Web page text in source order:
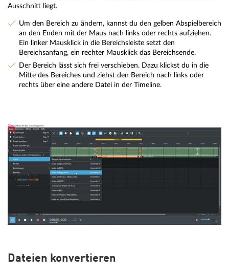
Ausschnitt liegt.
Um den Bereich zu ändern, kannst du den gelben Abspielbereich
an den Enden mit der Maus nach links oder rechts aufziehen.
Ein linker Mausklick in die Bereichsleiste setzt den
Bereichsanfang, ein rechter Mausklick das Bereichsende.
Der Bereich lässt sich frei verschieben. Dazu klickst du in die
Mitte des Bereiches und ziehst den Bereich nach links oder
rechts über eine andere Datei in der Timeline.
Dateien konvertieren